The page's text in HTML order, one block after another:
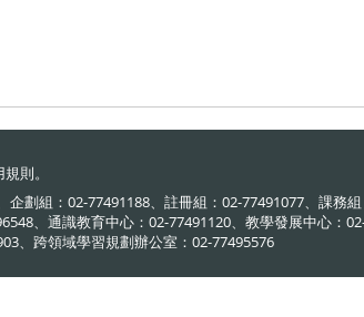
規則。
劃組：02-77491188、註冊組：02-77491077、課務組
、通識教育中心：02-77491120、教學發展中心：02-
、跨領域學習規劃辦公室：02-77495576